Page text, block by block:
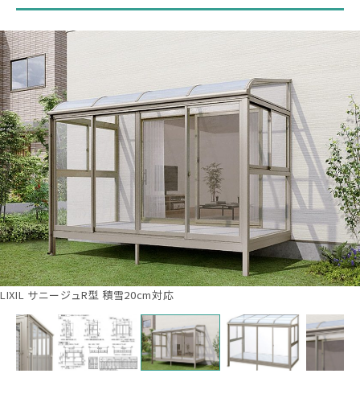
LIXIL サニージュR型 積雪20cm対応